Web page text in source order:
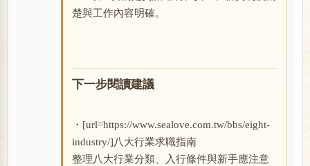
楚與工作內容明確。
下一步閱讀建議
・[url=https://www.sealove.com.tw/bbs/eight-
industry/]八大行業求職指南
整理八大行業分類、入行條件與新手應注意